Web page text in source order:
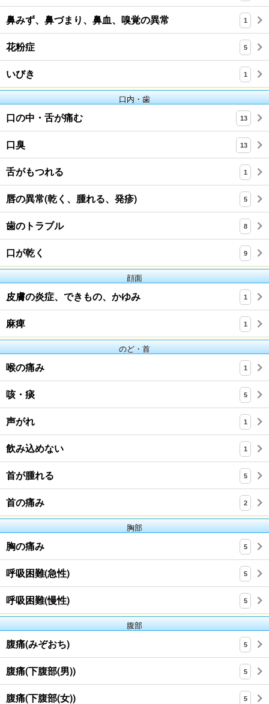
鼻みず、鼻づまり、鼻血、嗅覚の異常 1
花粉症 5
いびき 1
口内・歯
口の中・舌が痛む 13
口臭 13
舌がもつれる 1
唇の異常(乾く、腫れる、発疹) 5
歯のトラブル 8
口が乾く 9
顔面
皮膚の炎症、できもの、かゆみ 1
麻痺 1
のど・首
喉の痛み 1
咳・痰 5
声がれ 1
飲み込めない 1
首が腫れる 5
首の痛み 2
胸部
胸の痛み 5
呼吸困難(急性) 5
呼吸困難(慢性) 5
腹部
腹痛(みぞおち) 5
腹痛(下腹部(男)) 5
腹痛(下腹部(女)) 5